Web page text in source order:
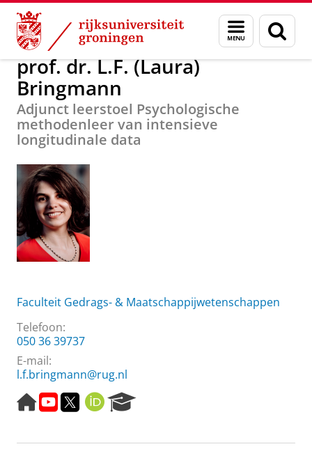
Skip
Content
Skip
Navigation
Menu
en
zoeken
Over ons prof. dr. L.F. (Laura) Bringmann
prof. dr. L.F. (Laura)
Bringmann
Adjunct leerstoel Psychologische
methodenleer van intensieve
longitudinale data
Faculteit Gedrags- & Maatschappijwetenschappen
Telefoon:
050 36 39737
E-mail:
l.f.bringmann@rug.nl
H
o
e
M
n
T
w
t
O
R
I
e